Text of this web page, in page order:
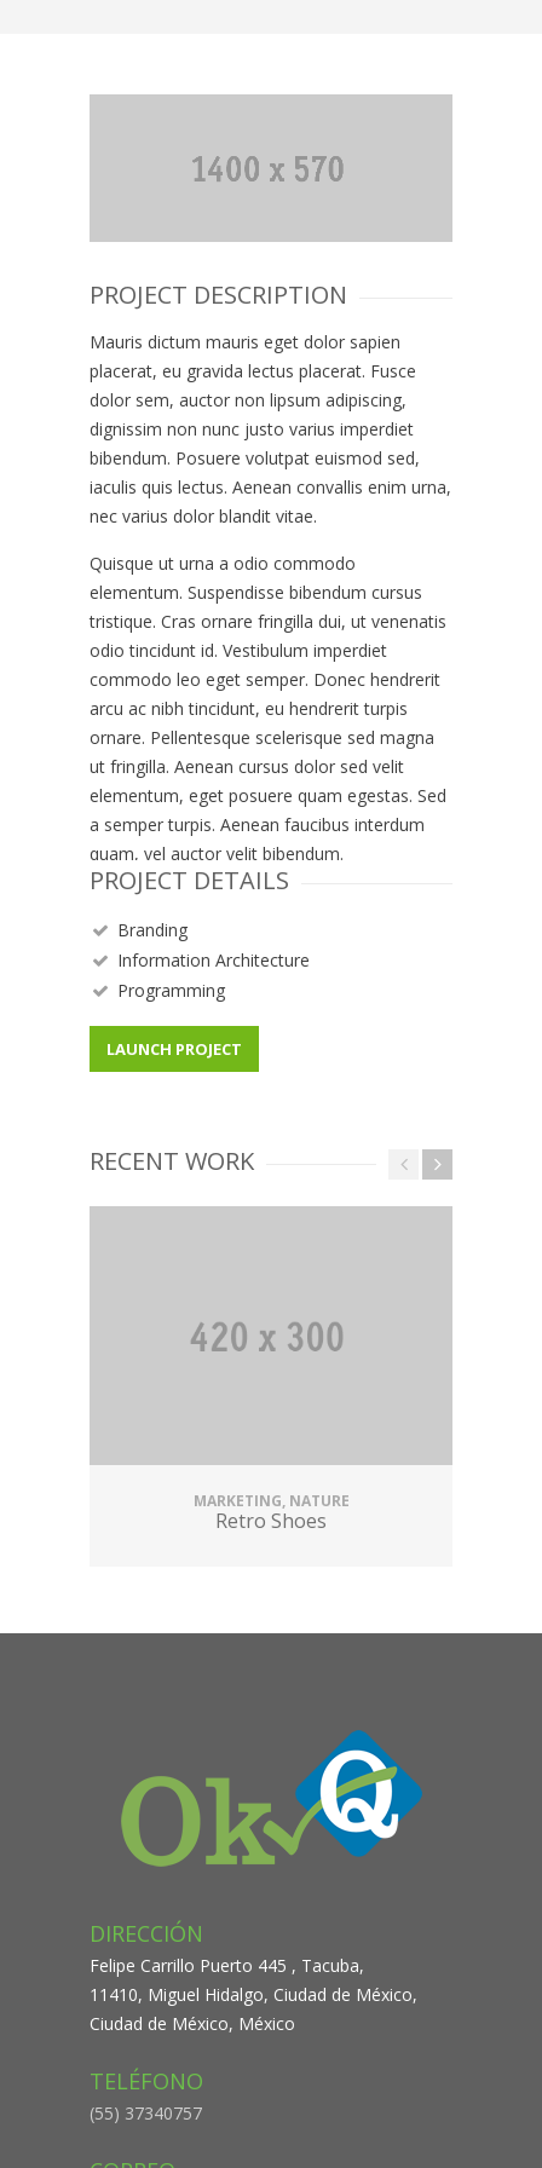
PROJECT DESCRIPTION
Mauris dictum mauris eget dolor sapien
placerat, eu gravida lectus placerat. Fusce
dolor sem, auctor non lipsum adipiscing,
dignissim non nunc justo varius imperdiet
bibendum. Posuere volutpat euismod sed,
iaculis quis lectus. Aenean convallis enim urna,
nec varius dolor blandit vitae.
Quisque ut urna a odio commodo
elementum. Suspendisse bibendum cursus
tristique. Cras ornare fringilla dui, ut venenatis
odio tincidunt id. Vestibulum imperdiet
commodo leo eget semper. Donec hendrerit
arcu ac nibh tincidunt, eu hendrerit turpis
ornare. Pellentesque scelerisque sed magna
ut fringilla. Aenean cursus dolor sed velit
elementum, eget posuere quam egestas. Sed
a semper turpis. Aenean faucibus interdum
quam, vel auctor velit bibendum.
PROJECT DETAILS
Branding
Information Architecture
Programming
LAUNCH PROJECT
RECENT WORK
MARKETING, NATURE
Retro Shoes
DIRECCIÓN
Felipe Carrillo Puerto 445 , Tacuba,
11410, Miguel Hidalgo, Ciudad de México,
Ciudad de México, México
TELÉFONO
(55) 37340757